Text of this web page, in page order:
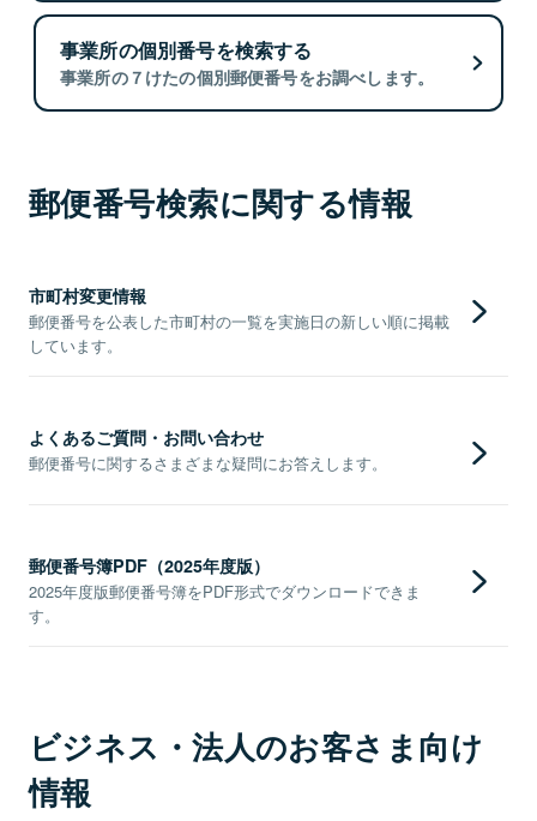
事業所の個別番号を検索する
事業所の７けたの個別郵便番号をお調べします。
郵便番号検索に関する情報
市町村変更情報
郵便番号を公表した市町村の一覧を実施日の新しい順に掲載
しています。
よくあるご質問・お問い合わせ
郵便番号に関するさまざまな疑問にお答えします。
郵便番号簿PDF（2025年度版）
2025年度版郵便番号簿をPDF形式でダウンロードできま
す。
ビジネス・法人のお客さま向け
情報